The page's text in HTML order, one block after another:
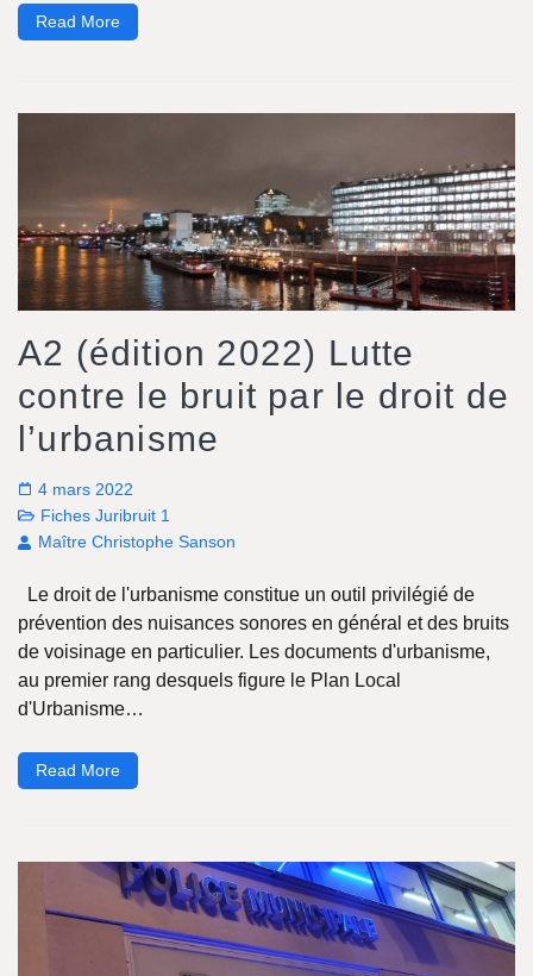
Read More
A2 (édition 2022) Lutte
contre le bruit par le droit de
l’urbanisme
4 mars 2022
Fiches Juribruit 1
Maître Christophe Sanson
Le droit de l'urbanisme constitue un outil privilégié de
prévention des nuisances sonores en général et des bruits
de voisinage en particulier. Les documents d'urbanisme,
au premier rang desquels figure le Plan Local
d'Urbanisme…
Read More